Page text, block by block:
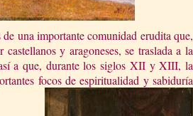
una importante comunidad erudita que,
y aragoneses, se traslada a la
a que, durante los siglos XII y XIII, la
focos de espiritualidad y sabiduría